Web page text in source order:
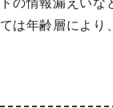
の情報漏えい
は年齢層によ